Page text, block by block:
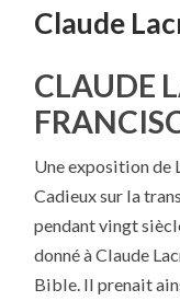
Claude
CLAUDE
Une exposition de
Cadieux sur la
pendant vingt
donné à Claude
Bible. Il prenait